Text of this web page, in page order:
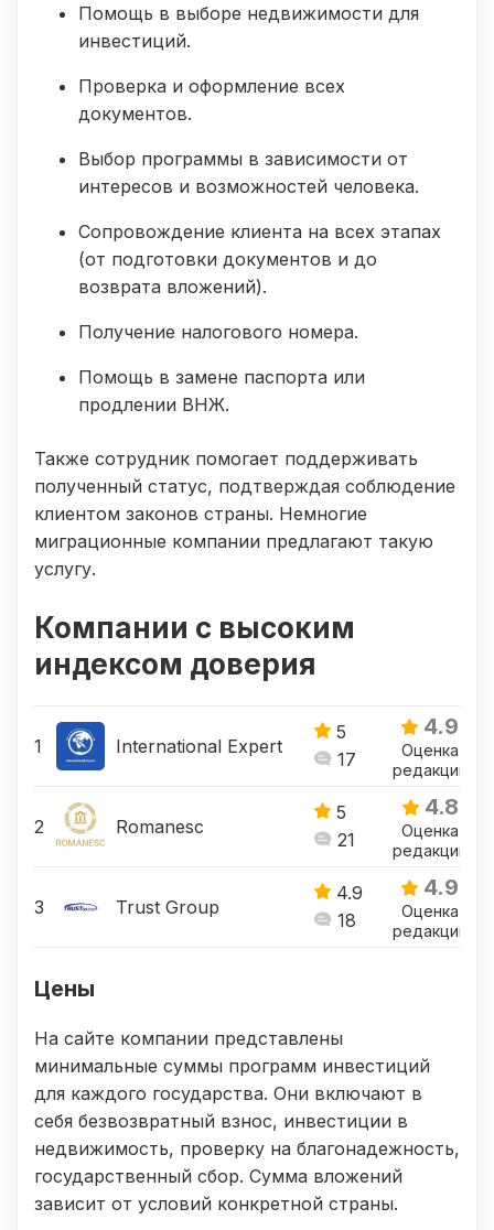
Помощь в выборе недвижимости для
инвестиций.
Проверка и оформление всех
документов.
Выбор программы в зависимости от
интересов и возможностей человека.
Сопровождение клиента на всех этапах
(от подготовки документов и до
возврата вложений).
Получение налогового номера.
Помощь в замене паспорта или
продлении ВНЖ.
Также сотрудник помогает поддерживать
полученный статус, подтверждая соблюдение
клиентом законов страны. Немногие
миграционные компании предлагают такую
услугу.
Компании с высоким
индексом доверия
International Expert
5
17
4.9
Оценка
редакции
Romanesc
5
21
4.8
Оценка
редакции
Trust Group
4.9
18
4.9
Оценка
редакции
Цены
На сайте компании представлены
минимальные суммы программ инвестиций
для каждого государства. Они включают в
себя безвозвратный взнос, инвестиции в
недвижимость, проверку на благонадежность,
государственный сбор. Сумма вложений
зависит от условий конкретной страны.